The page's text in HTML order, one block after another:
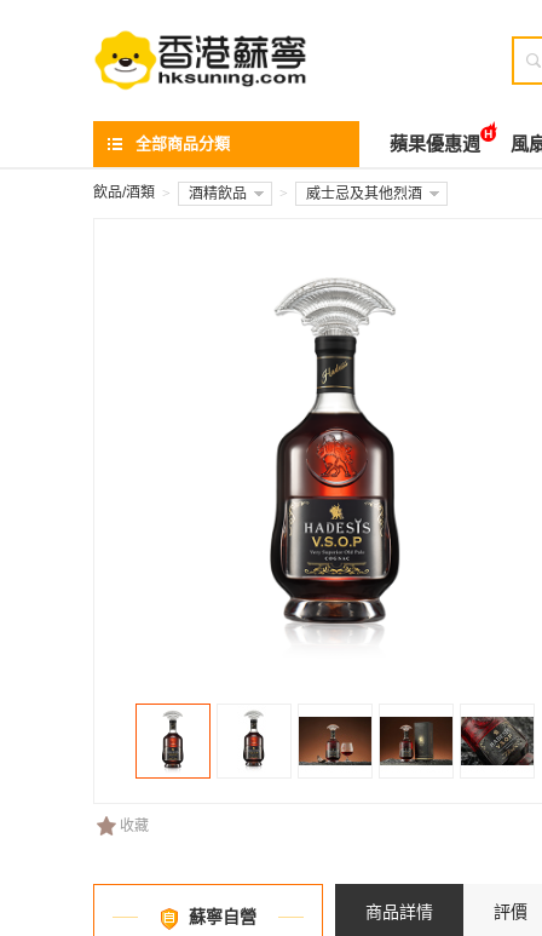

全部商品分類 蘋果優惠週 風
飲品/酒類 > 酒精飲品 > 威士忌及其他烈酒
收藏
蘇寧自營 商品詳情 評價